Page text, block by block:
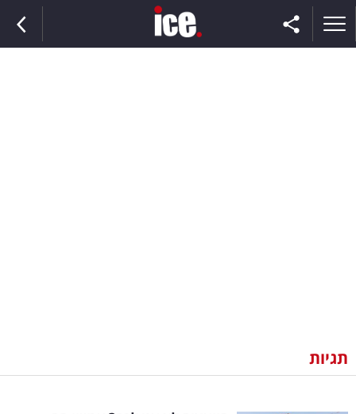
וצרכנות
תגיות